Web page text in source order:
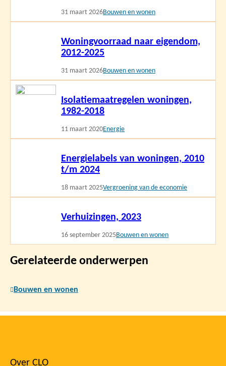
31 maart 2026Bouwen en wonen
Woningvoorraad naar eigendom,
2012-2025
31 maart 2026Bouwen en wonen
Isolatiemaatregelen woningen,
1982-2018
11 maart 2020Energie
Lees
Energielabels van woningen, 2010
t/m 2024
18 maart 2025Vergroening van de economie
Verhuizingen, 2023
16 september 2025Bouwen en wonen
Gerelateerde onderwerpen
Bouwen en wonen
Over CLO